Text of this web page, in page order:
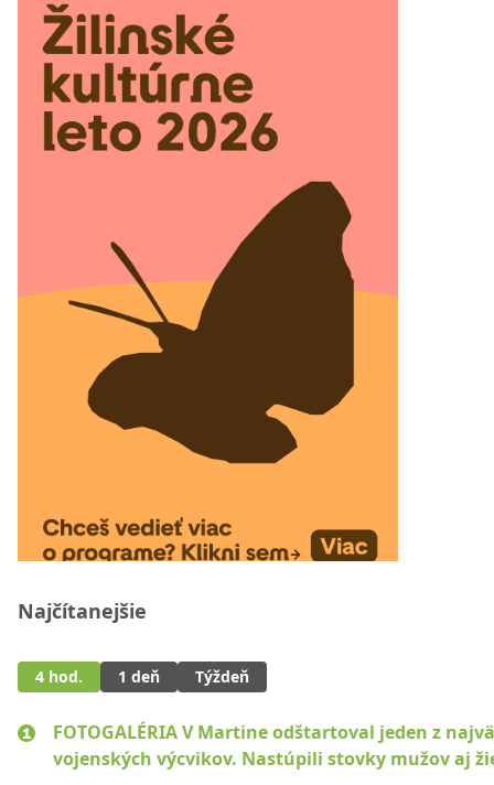
Najčítanejšie
4 hod. 1 deň Týždeň
FOTOGALÉRIA V Martine odštartoval jeden z
vojenských výcvikov. Nastúpili stovky mužov aj